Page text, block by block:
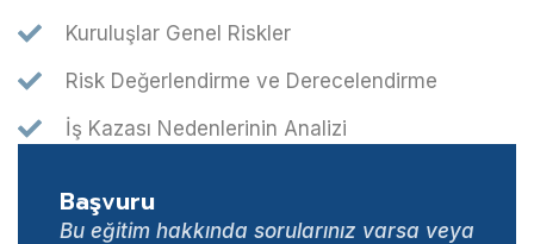
Kuruluşlar Genel Riskler
Risk Değerlendirme ve Derecelendirme
İş Kazası Nedenlerinin Analizi
Başvuru
Bu eğitim hakkında sorularınız varsa veya